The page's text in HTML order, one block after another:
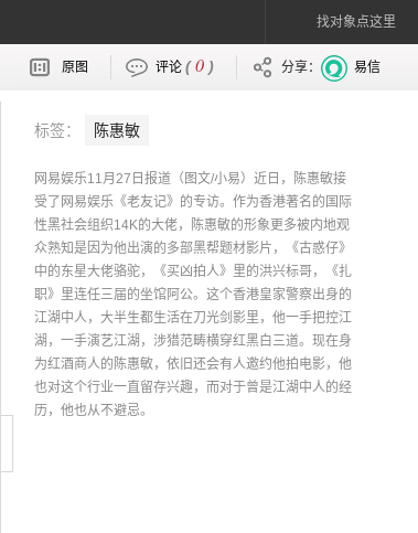
找对象点这里
原图 评论 (0 ) 分享： 易信
标签： 陈惠敏
网易娱乐11月27日报道（图文/小易）近日，陈惠敏接
受了网易娱乐《老友记》的专访。作为香港著名的国际
性黑社会组织14K的大佬，陈惠敏的形象更多被内地观
众熟知是因为他出演的多部黑帮题材影片，《古惑仔》
中的东星大佬骆驼，《买凶拍人》里的洪兴标哥，《扎
职》里连任三届的坐馆阿公。这个香港皇家警察出身的
江湖中人，大半生都生活在刀光剑影里，他一手把控江
湖，一手演艺江湖，涉猎范畴横穿红黑白三道。现在身
为红酒商人的陈惠敏，依旧还会有人邀约他拍电影，他
也对这个行业一直留存兴趣，而对于曾是江湖中人的经
历，他也从不避忌。